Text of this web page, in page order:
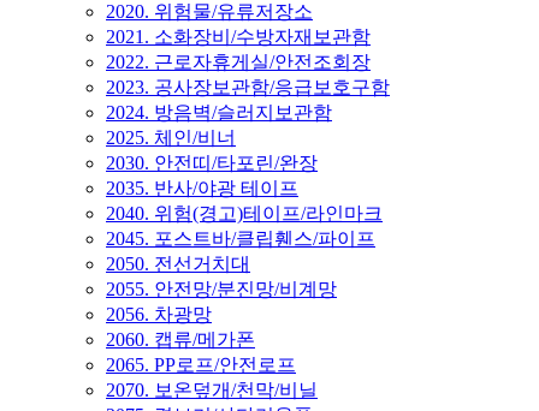
2020. 위험물/유류저장소
2021. 소화장비/수방자재보관함
2022. 근로자휴게실/안전조회장
2023. 공사장보관함/응급보호구함
2024. 방음벽/슬러지보관함
2025. 체인/비너
2030. 안전띠/타포린/완장
2035. 반사/야광 테이프
2040. 위험(경고)테이프/라인마크
2045. 포스트바/클립휀스/파이프
2050. 전선거치대
2055. 안전망/분진망/비계망
2056. 차광망
2060. 캡류/메가폰
2065. PP로프/안전로프
2070. 보온덮개/천막/비닐